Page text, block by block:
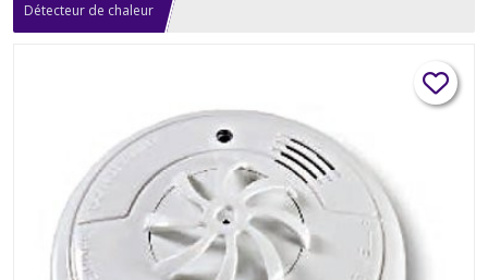
Détecteur de chaleur